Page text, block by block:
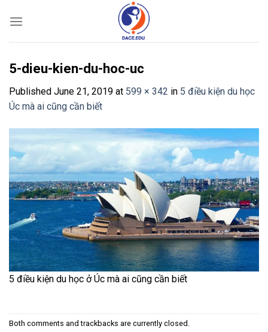
5-dieu-kien-du-hoc-uc
Published June 21, 2019 at 599 × 342 in 5 điều kiện du học
Úc mà ai cũng cần biết
5 điều kiện du học ở Úc mà ai cũng cần biết
Both comments and trackbacks are currently closed.